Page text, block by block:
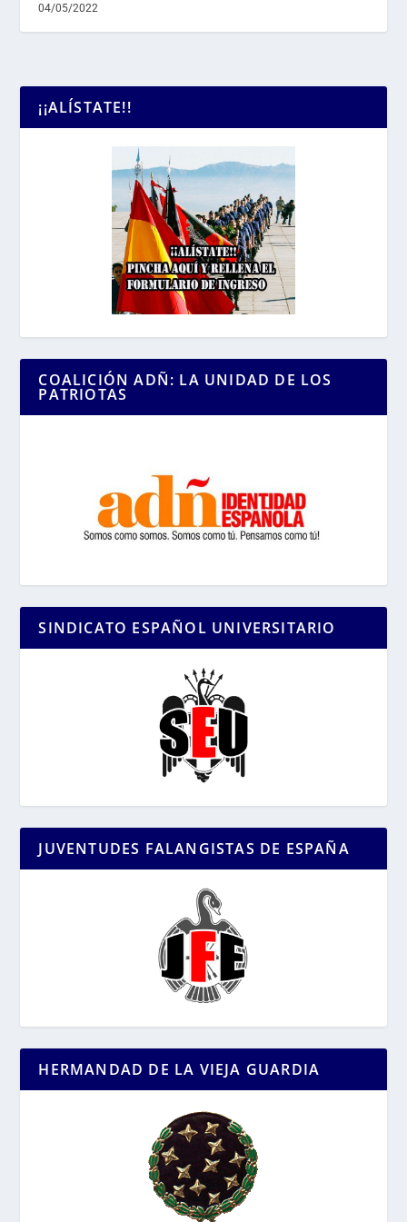
04/05/2022
¡¡ALÍSTATE!!
COALICIÓN ADÑ: LA UNIDAD DE LOS
PATRIOTAS
SINDICATO ESPAÑOL UNIVERSITARIO
JUVENTUDES FALANGISTAS DE ESPAÑA
HERMANDAD DE LA VIEJA GUARDIA